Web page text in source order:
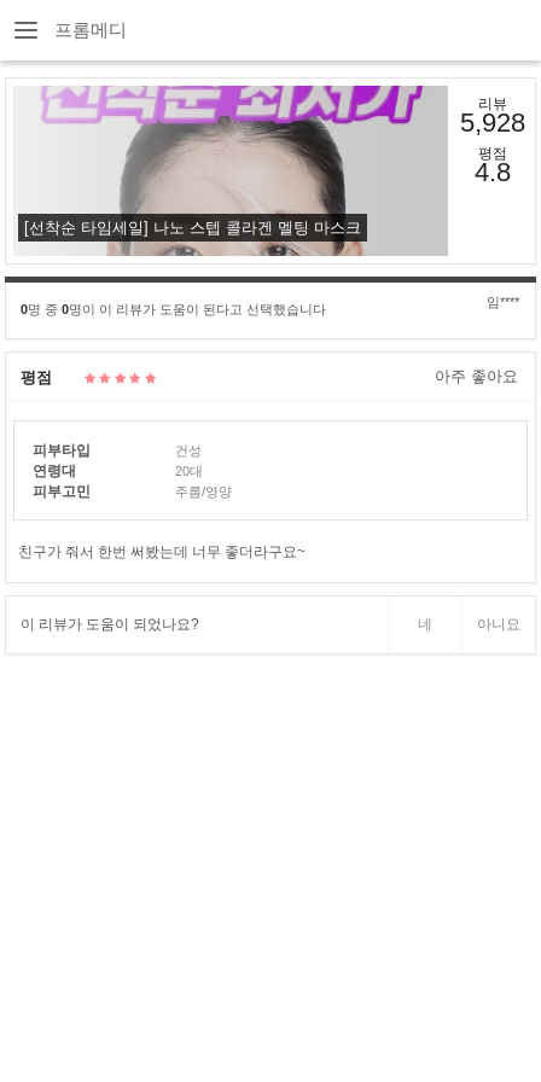
프롬메디
[선착순 타임세일] 나노 스텝 콜라겐 멜팅 마스크
리뷰
5,928
평점
4.8
0명 중 0명이 이 리뷰가 도움이 된다고 선택했습니다 임****
평점 아주 좋아요
피부타입 건성
연령대 20대
피부고민 주름/영양
친구가 줘서 한번 써봤는데 너무 좋더라구요~
이 리뷰가 도움이 되었나요? 네 아니요